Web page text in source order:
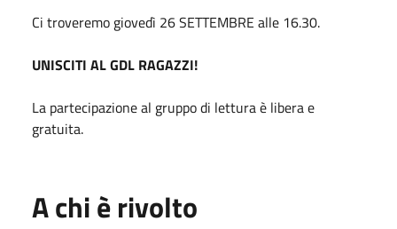
Ci troveremo giovedì 26 SETTEMBRE alle 16.30.
UNISCITI AL GDL RAGAZZI!
La partecipazione al gruppo di lettura è libera e
gratuita.
A chi è rivolto